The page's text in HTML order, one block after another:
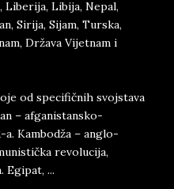
Liberija, Libija, Nepal,
Sirija, Sijam, Turska,
Država Vijetnam i
od specifičnih svojstava
– afganistansko-
a. Kambodža – anglo-
revolucija,
Egipat, ...